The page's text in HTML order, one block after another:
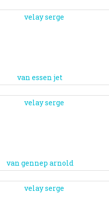
van essen jet
van gennep arnold